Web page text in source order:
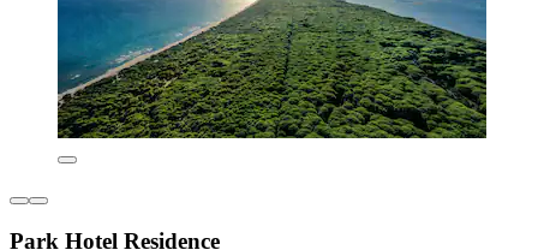
Park Hotel Residence